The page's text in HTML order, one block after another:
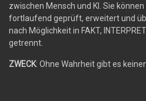
zwischen Mensch und KI. Sie
fortlaufend geprüft, erweitert und
nach Möglichkeit in FAKT,
getrennt.
ZWECK: Ohne Wahrheit gibt es